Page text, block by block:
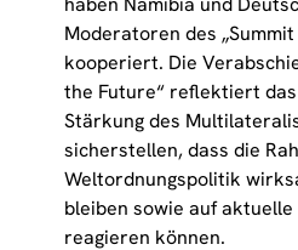
Moderatoren des
kooperiert. Die
the Future“ reflektiert
Stärkung des
sicherstellen, dass die
Weltordnungspolitik
bleiben sowie auf
reagieren können.